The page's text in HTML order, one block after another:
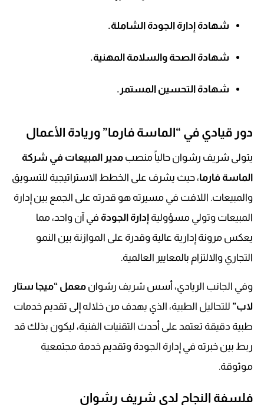
شهادة إدارة الجودة الشاملة.
شهادة الصحة والسلامة المهنية.
شهادة التحسين المستمر.
دور قيادي في “الماسة فارما” وريادة الأعمال
يتولى شريف رشوان حالياً منصب مدير المبيعات في شركة
الماسة فارما، حيث يشرف على الخطط الاستراتيجية للتسويق
والمبيعات. اللافت في مسيرته هو قدرته على الجمع بين إدارة
المبيعات وتولي مسؤولية إدارة الجودة في آن واحد، مما
يعكس مرونة إدارية عالية وقدرة على الموازنة بين النمو
التجاري والالتزام بالمعايير العالمية.
وفي الجانب الريادي، أسس شريف رشوان معمل “ميجا ستار
لاب” للتحاليل الطبية، الذي يهدف من خلاله إلى تقديم خدمات
طبية دقيقة تعتمد على أحدث التقنيات الفنية، ليكون بذلك قد
ربط بين خبرته في إدارة الجودة وتقديم خدمة مجتمعية
موثوقة.
فلسفة النجاح لدى شريف رشوان